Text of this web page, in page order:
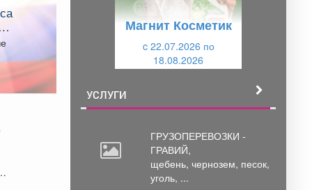
Магнит Косметик
c 22.07.2026 по
18.08.2026
УСЛУГИ
ГРУЗОПЕРЕВОЗКИ -
ГРАВИЙ,
щебень, чернозем, песок,
уголь, ...